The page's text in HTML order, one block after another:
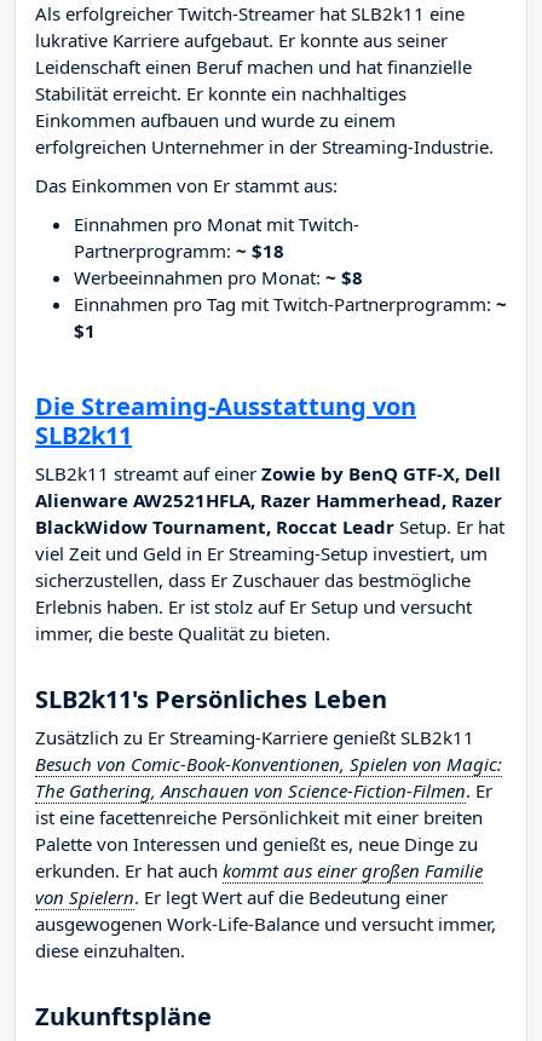
Als erfolgreicher Twitch-Streamer hat SLB2k11 eine
lukrative Karriere aufgebaut. Er konnte aus seiner
Leidenschaft einen Beruf machen und hat finanzielle
Stabilität erreicht. Er konnte ein nachhaltiges
Einkommen aufbauen und wurde zu einem
erfolgreichen Unternehmer in der Streaming-Industrie.
Das Einkommen von Er stammt aus:
Einnahmen pro Monat mit Twitch-
Partnerprogramm: ~ $18
Werbeeinnahmen pro Monat: ~ $8
Einnahmen pro Tag mit Twitch-Partnerprogramm: ~
$1
Die Streaming-Ausstattung von
SLB2k11
SLB2k11 streamt auf einer Zowie by BenQ GTF-X, Dell
Alienware AW2521HFLA, Razer Hammerhead, Razer
BlackWidow Tournament, Roccat Leadr Setup. Er hat
viel Zeit und Geld in Er Streaming-Setup investiert, um
sicherzustellen, dass Er Zuschauer das bestmögliche
Erlebnis haben. Er ist stolz auf Er Setup und versucht
immer, die beste Qualität zu bieten.
SLB2k11's Persönliches Leben
Zusätzlich zu Er Streaming-Karriere genießt SLB2k11
Besuch von Comic-Book-Konventionen, Spielen von Magic:
The Gathering, Anschauen von Science-Fiction-Filmen. Er
ist eine facettenreiche Persönlichkeit mit einer breiten
Palette von Interessen und genießt es, neue Dinge zu
erkunden. Er hat auch kommt aus einer großen Familie
von Spielern. Er legt Wert auf die Bedeutung einer
ausgewogenen Work-Life-Balance und versucht immer,
diese einzuhalten.
Zukunftspläne